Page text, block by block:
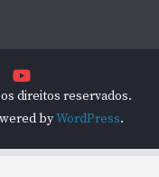
direitos reservados.
byWordPress.